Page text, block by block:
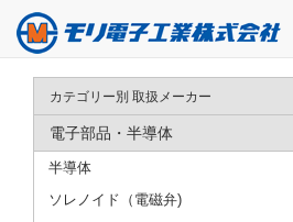
カテゴリー別 取扱メーカー
電子部品・半導体
半導体
ソレノイド（電磁弁)